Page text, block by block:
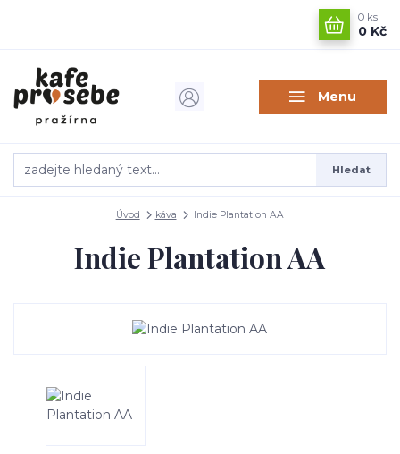
Menu
Hledat
0 ks
0 Kč
Úvod káva Indie Plantation AA
Indie Plantation AA